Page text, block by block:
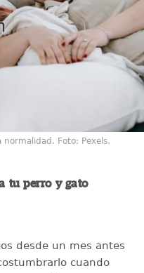
Foto: Pexels.
tu perro y gato
desde un mes antes
cuando